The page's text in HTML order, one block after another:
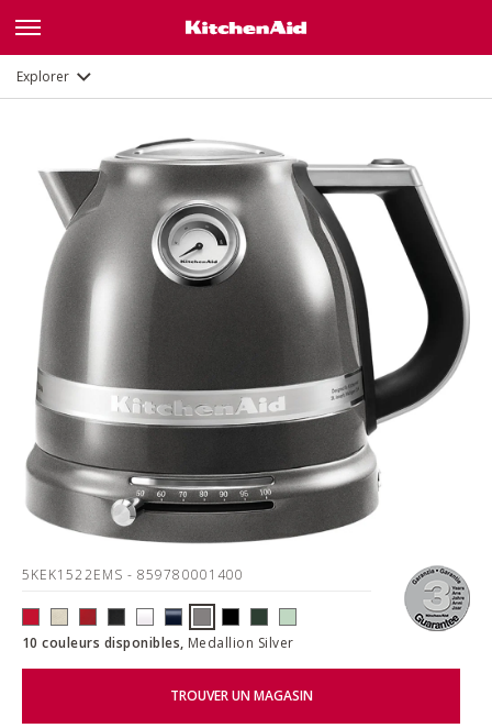
ExplorerGalerie
5KEK1522EMS - 859780001400
10 couleurs disponibles, Medallion Silver
TROUVER UN MAGASIN